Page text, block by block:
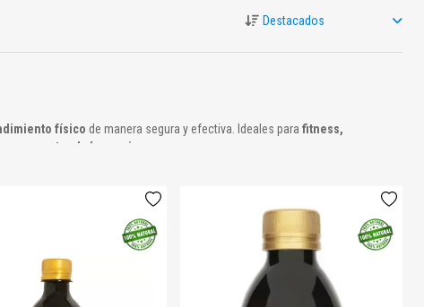
físico de manera segura y efectiva. Ideales para fitness,
apoyo natural al organismo
eficacia, digestibilidad y resultados confiables, tanto para